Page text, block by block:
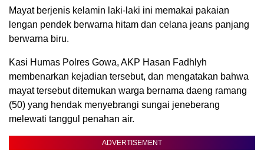
Mayat berjenis kelamin laki-laki ini memakai pakaian
lengan pendek berwarna hitam dan celana jeans panjang
berwarna biru.
Kasi Humas Polres Gowa, AKP Hasan Fadhlyh
membenarkan kejadian tersebut, dan mengatakan bahwa
mayat tersebut ditemukan warga bernama daeng ramang
(50) yang hendak menyebrangi sungai jeneberang
melewati tanggul penahan air.
ADVERTISEMENT